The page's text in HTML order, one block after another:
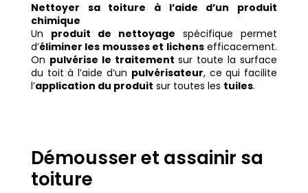
Nettoyer sa toiture à l’aide d’un produit
chimique
Un produit de nettoyage spécifique permet
d’éliminer les mousses et lichensefficacement.
On pulvérise le traitement sur toute la surface
du toit à l’aide d’un pulvérisateur, ce qui facilite
l’application du produit sur toutes les tuiles.
Démousser et assainir sa
toiture